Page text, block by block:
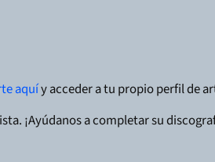
aquíy acceder a tu propio perfil de
¡Ayúdanos a completar su